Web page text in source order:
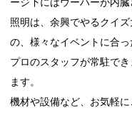
照明は、余興でやるクイ
の、様々なイベントに合っ
プロのスタッフが常駐で
ます。
機材や設備など、お気軽に